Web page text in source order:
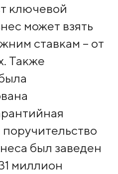
ключевой
может взять
ставкам – от
Также
был заведен
миллион